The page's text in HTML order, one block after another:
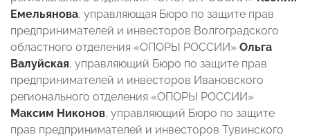
Емельянова, управляющая Бюро по защите прав
предпринимателей и инвесторов Волгоградского
областного отделения «ОПОРЫ РОССИИ» Ольга
Валуйская, управляющий Бюро по защите прав
предпринимателей и инвесторов Ивановского
регионального отделения «ОПОРЫ РОССИИ»
Максим Никонов, управляющий Бюро по защите
прав предпринимателей и инвесторов Тувинского